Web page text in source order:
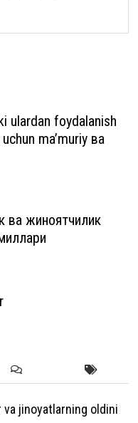
ulardan foydalanish
ma’muriy ва
ва жиноятчилик
va jinoyatlarning oldini